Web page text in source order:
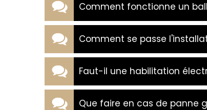
Comment fonctionne un
Comment se passe
Faut-il une habilitation
Que faire en cas de panne